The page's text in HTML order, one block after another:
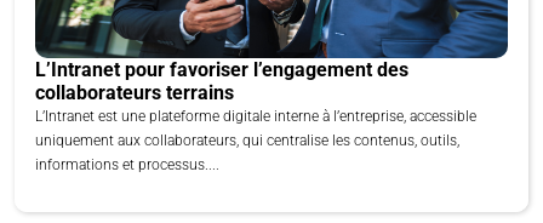
L’Intranet pour favoriser l’engagement des
collaborateurs terrains
L’Intranet est une plateforme digitale interne à l’entreprise, accessible
uniquement aux collaborateurs, qui centralise les contenus, outils,
informations et processus....